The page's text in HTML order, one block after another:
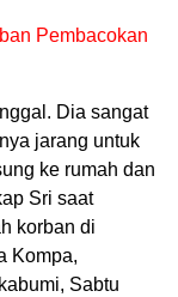
Pembacokan
Dia sangat
jarang untuk
ke rumah dan
Sri saat
korban di
Kompa,
Sabtu